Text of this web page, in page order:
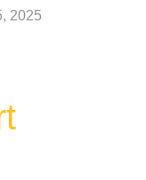
2025